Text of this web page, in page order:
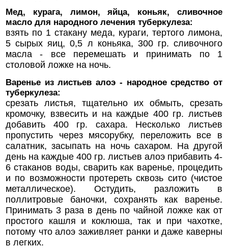
Мед, курага, лимон, яйца, коньяк, сливочное
масло для народного лечения туберкулеза:
взять по 1 стакану меда, кураги, тертого лимона,
5 сырых яиц, 0,5 л коньяка, 300 гр. сливочного
масла - все перемешать и принимать по 1
столовой ложке на ночь.
Варенье из листьев алоэ - народное средство от
туберкулеза:
срезать листья, тщательно их обмыть, срезать
кромочку, взвесить и на каждые 400 гр. листьев
добавить 400 гр. сахара. Несколько листьев
пропустить через мясорубку, переложить все в
салатник, засыпать на ночь сахаром. На другой
день на каждые 400 гр. листьев алоэ прибавить 4-
6 стаканов воды, сварить как варенье, процедить
и по возможности протереть сквозь сито (чистое
металлическое). Остудить, разложить в
поллитровые баночки, сохранять как варенье.
Принимать 3 раза в день по чайной ложке как от
простого кашля и коклюша, так и при чахотке,
потому что алоэ заживляет ранки и даже каверны
в легких.